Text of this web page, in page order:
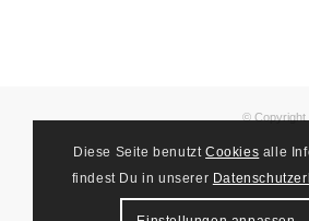
© Copyright
Diese Seite benutztCookies alle
findest Du in unserer